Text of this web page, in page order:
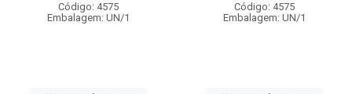
Código: 4575
Embalagem: UN/1
Código: 4575
Embalagem: UN/1